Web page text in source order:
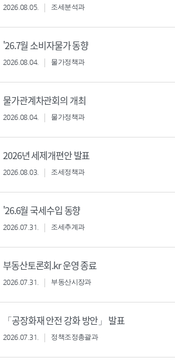
2026.08.05. 조세분석과
'26.7월 소비자물가 동향
2026.08.04. 물가정책과
물가관계차관회의 개최
2026.08.04. 물가정책과
2026년 세제개편안 발표
2026.08.03. 조세정책과
'26.6월 국세수입 동향
2026.07.31. 조세추계과
부동산토론회.kr 운영 종료
2026.07.31. 부동산시장과
「공장화재 안전 강화 방안」 발표
2026.07.31. 정책조정총괄과